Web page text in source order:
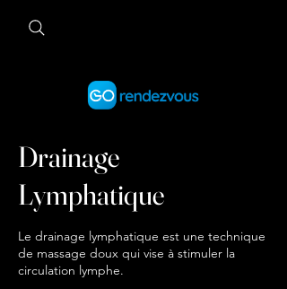
Drainage
Lymphatique
Le drainage lymphatique est une technique
de massage doux qui vise à stimuler la
circulation lymphe.